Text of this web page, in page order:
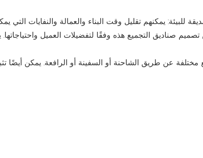
صناديق التجميع هذه وفقًا لتفضيلات العميل